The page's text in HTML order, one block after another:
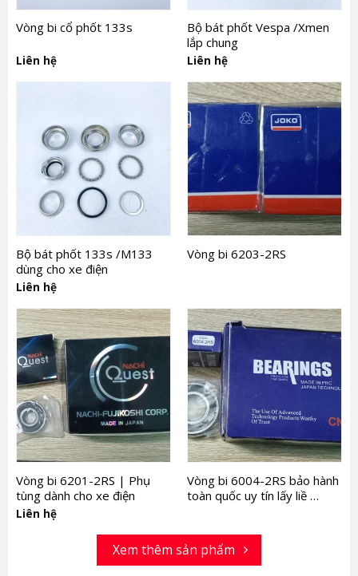
Vòng bi cổ phốt 133s
Liên hệ
Bộ bát phốt Vespa /Xmen
lắp chung
Liên hệ
Bộ bát phốt 133s /M133
dùng cho xe điện
Liên hệ
Vòng bi 6203-2RS
Vòng bi 6201-2RS | Phụ
tùng dành cho xe điện
Liên hệ
Vòng bi 6004-2RS bảo hành
toàn quốc uy tín lấy liề …
Xem thêm sản phẩm